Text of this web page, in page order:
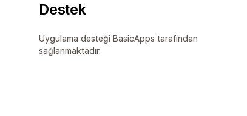
Destek
Uygulama desteği BasicApps tarafından
sağlanmaktadır.